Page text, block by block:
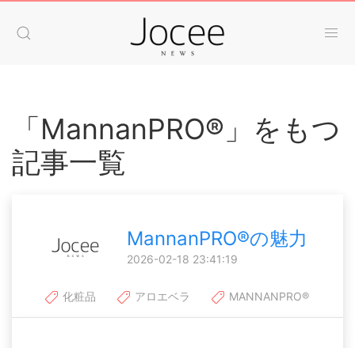
「MannanPRO®」をもつ
記事一覧
MannanPRO®の魅力
2026-02-18 23:41:19
化粧品 アロエベラ MANNANPRO®